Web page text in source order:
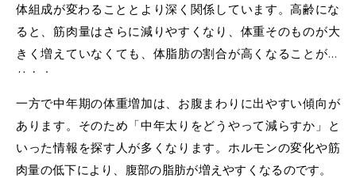
体組成が変わることとより深く関係しています。高齢にな
ると、筋肉量はさらに減りやすくなり、体重そのものが大
きく増えていなくても、体脂肪の割合が高くなることがあ
ります。
一方で中年期の体重増加は、お腹まわりに出やすい傾向が
あります。そのため「中年太りをどうやって減らすか」と
いった情報を探す人が多くなります。ホルモンの変化や筋
肉量の低下により、腹部の脂肪が増えやすくなるのです。